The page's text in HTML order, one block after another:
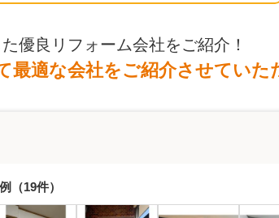
優良リフォーム会社をご紹介！
適な会社をご紹介させていた
（19件）